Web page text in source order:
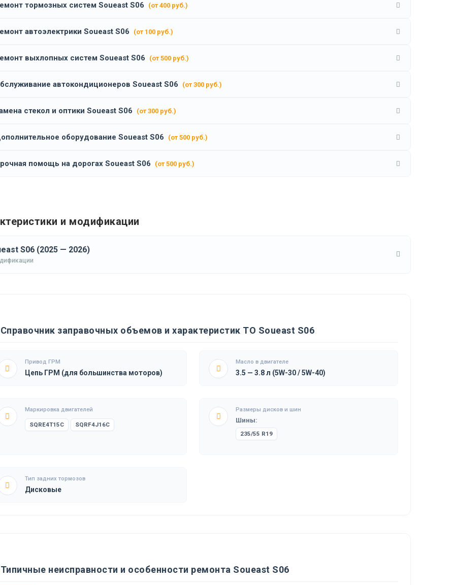
тормозных систем Soueast S06 (от 400 руб.)
автоэлектрики Soueast S06 (от 100 руб.)
выхлопных систем Soueast S06 (от 500 руб.)
автокондиционеров Soueast S06 (от 300 руб.)
стекол и оптики Soueast S06 (от 300 руб.)
оборудование Soueast S06 (от 500 руб.)
помощь на дорогах Soueast S06 (от 500 руб.)
и модификации
S06 (2025 — 2026)
заправочных объемов и характеристик ТО Soueast S06
Привод ГРМ
Цепь ГРМ (для большинства моторов)
Масло в двигателе
3.5 — 3.8 л (5W-30 / 5W-40)
Маркировка двигателей
SQRE4T15C SQRF4J16C
Размеры дисков и шин
Шины:
235/55 R19
Тип задних тормозов
Дисковые
неисправности и особенности ремонта Soueast S06